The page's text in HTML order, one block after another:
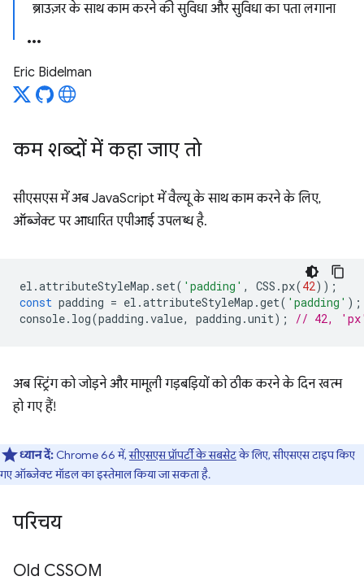
ब्राउज़र के साथ काम करने की सुविधा और सुविधा का पता लगाना
Eric Bidelman
कम शब्दों में कहा जाए तो
सीएसएस में अब JavaScript में वैल्यू के साथ काम करने के लिए,
ऑब्जेक्ट पर आधारित एपीआई उपलब्ध है.
el .attributeStyleMap . set( 'padding' , CSS .px(42));
const padding = el .attributeStyleMap .get( 'padding' );
console. log(padding .value, padding .unit); // 42,
अब स्ट्रिंग को जोड़ने और मामूली गड़बड़ियों को ठीक करने के दिन खत्म
हो गए हैं!
ध्यान दें: Chrome 66 में,सीएसएस प्रॉपर्टी के सबसेटके लिए, सीएसएस टाइप किए
गए ऑब्जेक्ट मॉडल का इस्तेमाल किया जा सकता है.
परिचय
Old CSSOM